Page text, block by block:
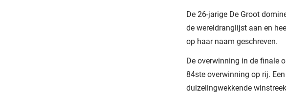
De 26-jarige De Groot
de wereldranglijst aan en
op haar naam geschreven.
De overwinning in de finale
84ste overwinning op rij.
duizelingwekkende